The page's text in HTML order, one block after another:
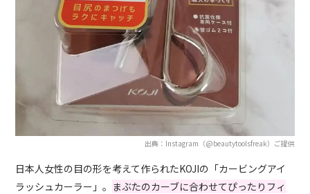
出典：Instagram（@beautytoolsfreak）ご提供
日本人女性の目の形を考えて作られたKOJIの「カービングアイ
ラッシュカーラー」。 まぶたのカーブに合わせてぴったりフィ